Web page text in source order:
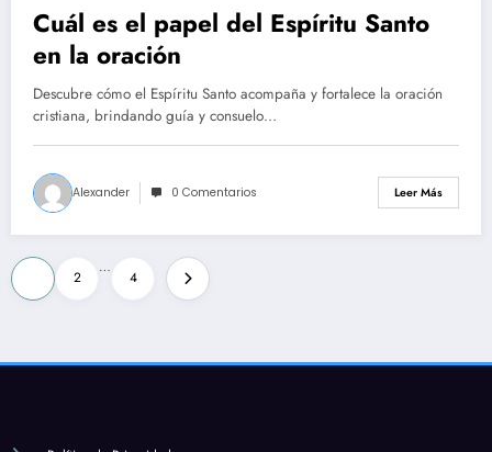
Cuál es el papel del Espíritu Santo
en la oración
Descubre cómo el Espíritu Santo acompaña y fortalece la oración
cristiana, brindando guía y consuelo…
Alexander 0 Comentarios Leer Más
Paginación
de
2
…
4